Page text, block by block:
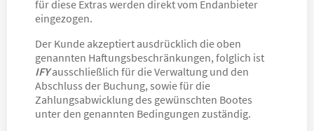
für diese Extras werden direkt vom Endanbieter
eingezogen.
Der Kunde akzeptiert ausdrücklich die oben
genannten Haftungsbeschränkungen, folglich ist
IFYausschließlich für die Verwaltung und den
Abschluss der Buchung, sowie für die
Zahlungsabwicklung des gewünschten Bootes
unter den genannten Bedingungen zuständig.